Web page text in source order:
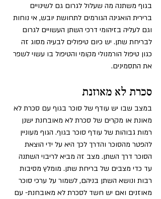
בגוף משתנה מה שעלול לגרום גם לשינויים
ברירית הואגינה הגורמים לתחושת יובש, אי נוחות
וגם לעליה בזיהומי דרכי השתן העשויים לגרום
לבריחת שתן. יש כיום טיפולים לבעיה מסוג זה
כגון טיפול הורמנולי מקומי והטיפול בו עשוי לשפר
את התסמינים.
סכרת לא מאוזנת
במצב שבו יש עודף של סוכר בגוף עם סכרת לא
מאונת או מקרים של סכרת לא מאובחנת ישנן
רמות גבוהות של עודף סוכר בגוף. הגוף מעוניין
להפטר מהסוכר והדרך לכך היא על ידי הוצאת
הסוכר דרך השתן. מצב זה מביא לריבוי השתנה
עד כדי מצבים של בריחת שתן. מומלץ מסיבות
רבות ונושא השתן בניהם, לשמור על ערכי סוכר
מאוזנים ואם יש חשד לסכרת לא מאובחנת- עם